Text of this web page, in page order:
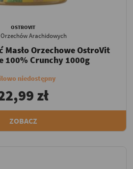
OSTROVIT
Orzechów Arachidowych
Masło Orzechowe OstroVit
100% Crunchy 1000g
niedostępny
zł
ZOBACZ